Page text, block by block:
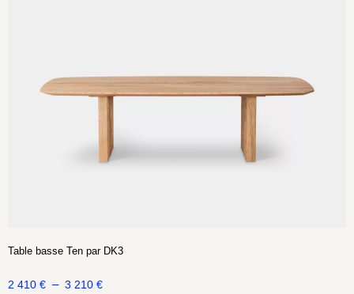
Table basse Ten par DK3
2 410 € – 3 210 €